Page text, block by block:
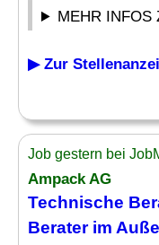
MEHR INFOS
▶ Zur
Job gestern bei
Ampack AG
Technische
Beraterim